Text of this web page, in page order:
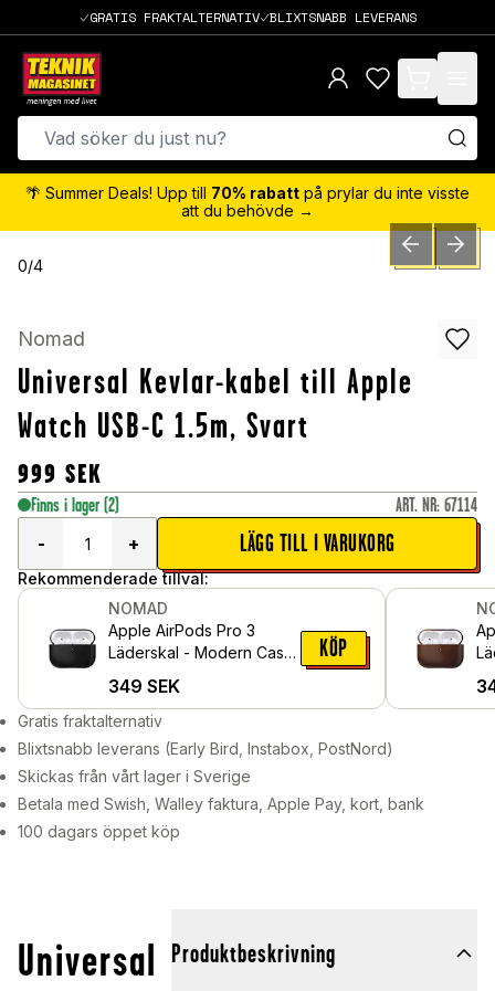
GRATIS FRAKTALTERNATIV BLIXTSNABB LEVERANS
items in cart,
🌴 Summer Deals! Upp till 70% rabatt på prylar du inte visste
att du behövde →
0/4 PREVIOUSNEXT
Nomad
Universal Kevlar-kabel till Apple
Watch USB-C 1.5m, Svart
999 SEK
Finns i lager (2) ART. NR: 67114
-
+ LÄGG TILL I VARUKORG
Rekommenderade tillval:
NOMAD
Apple AirPods Pro 3
Läderskal - Modern Case
349 SEK
KÖP
Gratis fraktalternativ
Blixtsnabb leverans (Early Bird, Instabox, PostNord)
Skickas från vårt lager i Sverige
Betala med Swish, Walley faktura, Apple Pay, kort, bank
100 dagars öppet köp
Universal
Produktbeskrivning